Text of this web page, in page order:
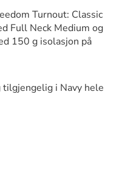
Turnout: Classic
Full Neck Medium og
150 g isolasjon på
tilgjengelig i Navy hele